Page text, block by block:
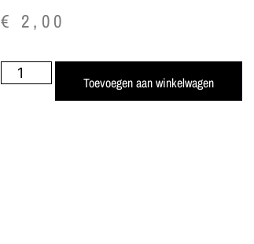
€ 2,00
Toevoegen aan winkelwagen